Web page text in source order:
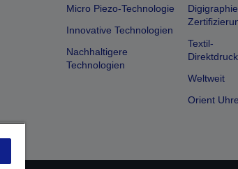
Micro Piezo-Technologie
Innovative Technologien
Nachhaltigere
Technologien
Textil-
Weltweit
Orient